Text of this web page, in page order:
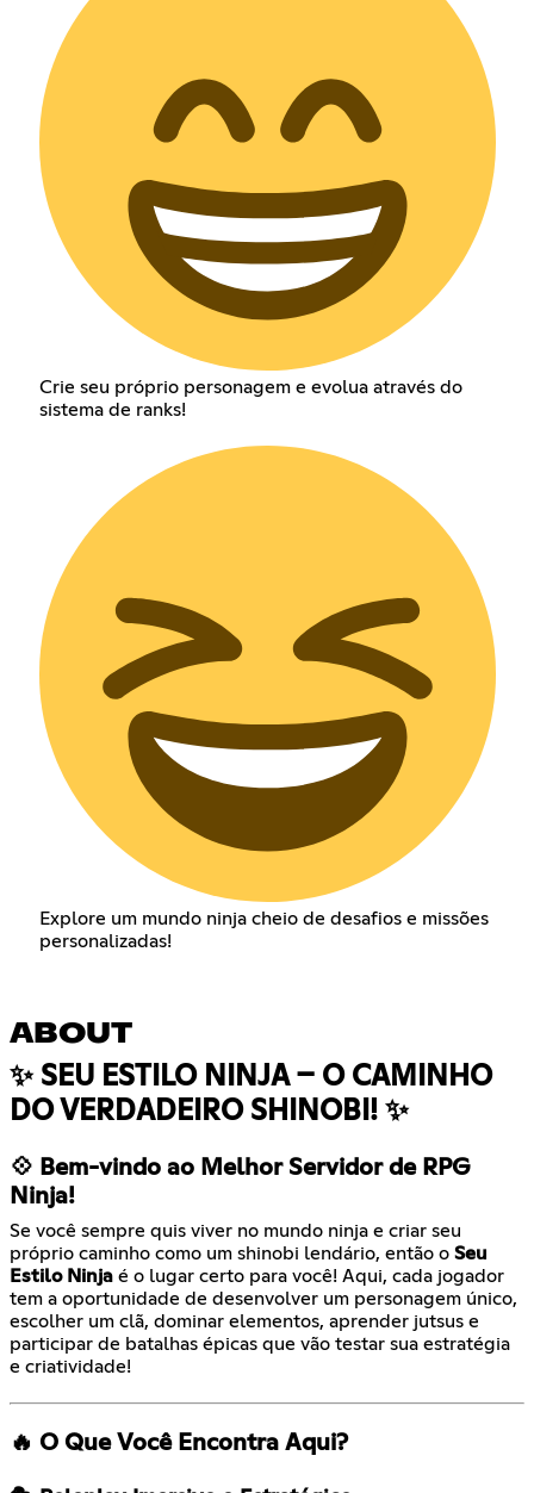
Crie seu próprio personagem e evolua através do
sistema de ranks!
Explore um mundo ninja cheio de desafios e missões
personalizadas!
ABOUT
✨ SEU ESTILO NINJA – O CAMINHO
DO VERDADEIRO SHINOBI! ✨
💠 Bem-vindo ao Melhor Servidor de RPG
Ninja!
Se você sempre quis viver no mundo ninja e criar seu
próprio caminho como um shinobi lendário, então o Seu
Estilo Ninja é o lugar certo para você! Aqui, cada jogador
tem a oportunidade de desenvolver um personagem único,
escolher um clã, dominar elementos, aprender jutsus e
participar de batalhas épicas que vão testar sua estratégia
e criatividade!
🔥 O Que Você Encontra Aqui?